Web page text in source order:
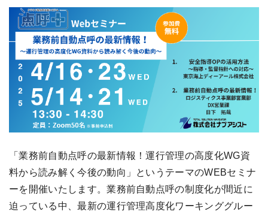
「業務前自動点呼の最新情報！運行管理の高度化WG資
料から読み解く今後の動向」というテーマのWEBセミナ
ーを開催いたします。業務前自動点呼の制度化が間近に
迫っている中、最新の運行管理高度化ワーキンググルー